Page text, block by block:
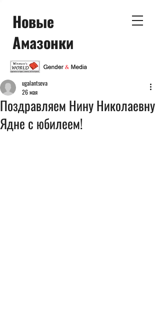
Новые
Амазонки
Поздравляем Нину Николаевну
Ядне с юбилеем!
ugalantseva
26 мая